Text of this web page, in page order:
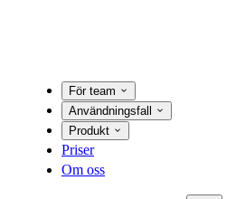
För team
Användningsfall
Produkt
Priser
Om oss